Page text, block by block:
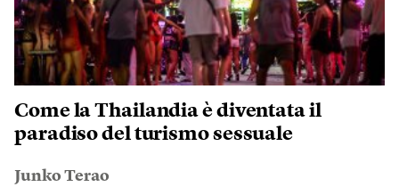
Come la Thailandia è diventata il
paradiso del turismo sessuale
Junko Terao